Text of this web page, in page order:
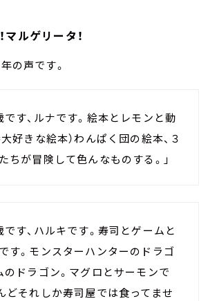
マルゲリータ！
の声です。
す、ルナです。絵本とレモンと動
大好きな絵本）わんぱく団の絵本、３
ちが冒険して色んなものする。」
す、ハルキです。寿司とゲームと
す。モンスターハンターのドラゴ
のドラゴン。マグロとサーモンで
どそれしか寿司屋では食ってませ